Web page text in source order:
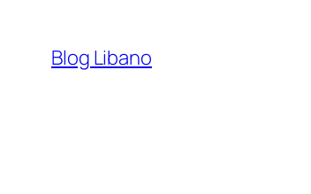
Blog Libano